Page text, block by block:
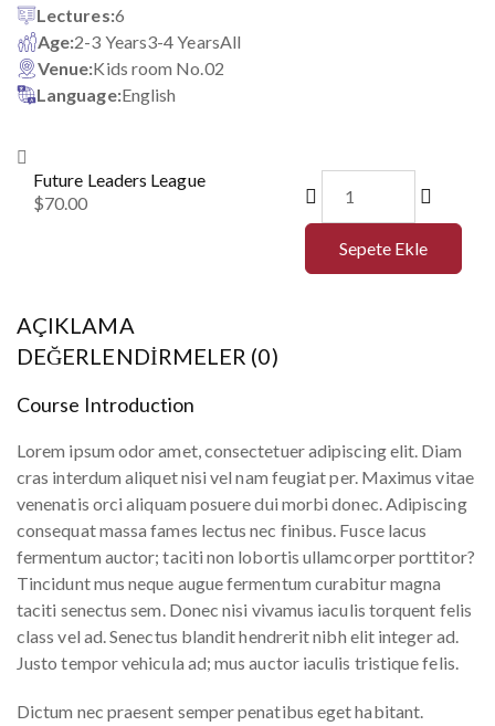
Lectures:6
Age:2-3 Years3-4 YearsAll
Venue:Kids room No.02
Language:English
Future Leaders League
$70.00
Sepete Ekle
AÇIKLAMA
DEĞERLENDIRMELER (0)
Course Introduction
Lorem ipsum odor amet, consectetuer adipiscing elit. Diam
cras interdum aliquet nisi vel nam feugiat per. Maximus vitae
venenatis orci aliquam posuere dui morbi donec. Adipiscing
consequat massa fames lectus nec finibus. Fusce lacus
fermentum auctor; taciti non lobortis ullamcorper porttitor?
Tincidunt mus neque augue fermentum curabitur magna
taciti senectus sem. Donec nisi vivamus iaculis torquent felis
class vel ad. Senectus blandit hendrerit nibh elit integer ad.
Justo tempor vehicula ad; mus auctor iaculis tristique felis.
Dictum nec praesent semper penatibus eget habitant.